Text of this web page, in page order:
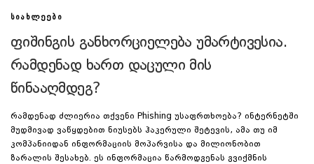
ᲡᲘᲐᲮᲚᲔᲔᲑᲘ
ფიშინგის განხორციელება უმარტივესია.
რამდენად ხართ დაცული მის
წინააღმდეგ?
რამდენად ძლიერია თქვენი Phishing უსაფრთხოება? ინტერნეტში
მუდმივად ვაწყდებით ნიუსებს ჰაკერული შეტევის, ამა თუ იმ
კომპანიიდან ინფორმაციის მოპარვისა და მილიონობით
ზარალის შესახებ. ეს ინფორმაცია წარმოდგენას გვიქმნის